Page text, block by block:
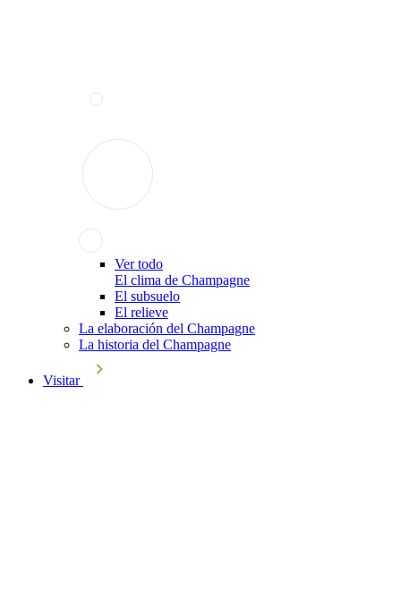
Ver todo
El clima de Champagne
El subsuelo
El relieve
La elaboración del Champagne
La historia del Champagne
Visitar